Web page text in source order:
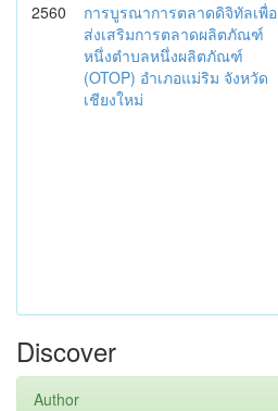
2560
การบูรณาการตลาดดิจิทัลเพื่อ
ส่งเสริมการตลาดผลิตภัณฑ์
หนึ่งตำบลหนึ่งผลิตภัณฑ์
(OTOP) อำเภอแม่ริม จังหวัด
เชียงใหม่
Discover
Author